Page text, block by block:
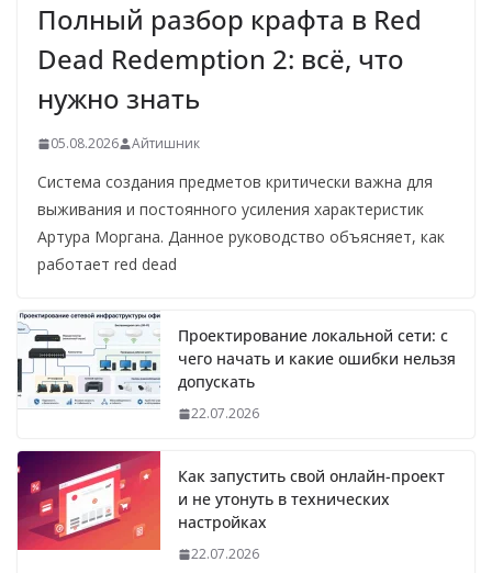
Полный разбор крафта в Red
Dead Redemption 2: всё, что
нужно знать
05.08.2026 Айтишник
Система создания предметов критически важна для
выживания и постоянного усиления характеристик
Артура Моргана. Данное руководство объясняет, как
работает red dead
Проектирование локальной сети: с
чего начать и какие ошибки нельзя
допускать
22.07.2026
Как запустить свой онлайн-проект
и не утонуть в технических
настройках
22.07.2026